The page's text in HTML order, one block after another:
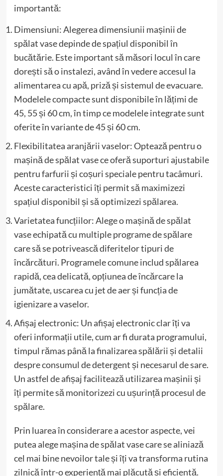
importantă:
Dimensiuni: Alegerea dimensiunii mașinii de
spălat vase depinde de spațiul disponibil în
bucătărie. Este important să măsori locul în care
dorești să o instalezi, având în vedere accesul la
alimentarea cu apă, priză și sistemul de evacuare.
Modelele compacte sunt disponibile în lățimi de
45, 55 și 60 cm, în timp ce modelele integrate sunt
oferite în variante de 45 și 60 cm.
Flexibilitatea aranjării vaselor: Optează pentru o
mașină de spălat vase ce oferă suporturi ajustabile
pentru farfurii și coșuri speciale pentru tacâmuri.
Aceste caracteristici îți permit să maximizezi
spațiul disponibil și să optimizezi spălarea.
Varietatea funcțiilor: Alege o mașină de spălat
vase echipată cu multiple programe de spălare
care să se potrivească diferitelor tipuri de
încărcături. Programele comune includ spălarea
rapidă, cea delicată, opțiunea de încărcare la
jumătate, uscarea cu jet de aer și funcția de
igienizare a vaselor.
Afișaj electronic: Un afișaj electronic clar îți va
oferi informații utile, cum ar fi durata programului,
timpul rămas până la finalizarea spălării și detalii
despre consumul de detergent și necesarul de sare.
Un astfel de afișaj facilitează utilizarea mașinii și
îți permite să monitorizezi cu ușurință procesul de
spălare.
Prin luarea în considerare a acestor aspecte, vei
putea alege mașina de spălat vase care se aliniază
cel mai bine nevoilor tale și îți va transforma rutina
zilnică într-o experiență mai plăcută și eficientă.